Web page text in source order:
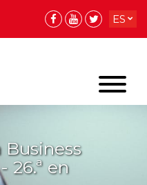
ES
EN
Business
26.ª en